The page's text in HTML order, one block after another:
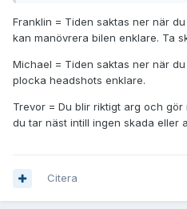
Franklin = Tiden saktas ner när
kan manövrera bilen enklare. Ta
Michael = Tiden saktas ner när
plocka headshots enklare.
Trevor = Du blir riktigt arg och
du tar näst intill ingen skada eller
Citera